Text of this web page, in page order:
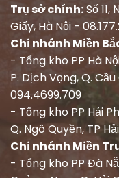
Trụ sở chính:Số
Giấy, Hà Nội -
Chi nhánh Miền
- Tổng kho PP Hà
P. Dịch Vọng, Q.
094.4699.709
- Tổng kho PP Hải
Q. Ngô Quyền, TP
Chi nhánh Miền
- Tổng kho PP Đà